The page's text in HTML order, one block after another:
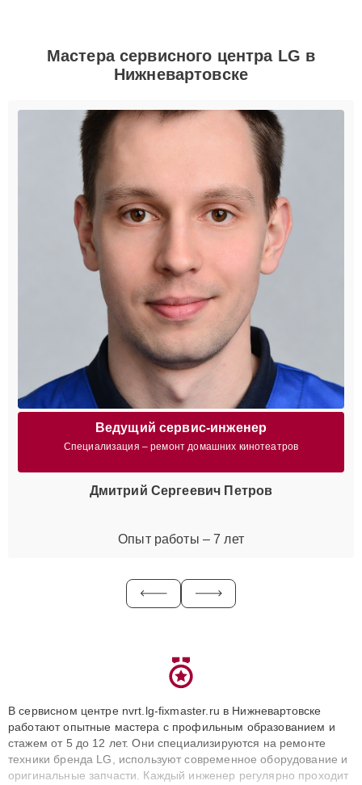
Мастера сервисного центра LG в
Нижневартовске
Ведущий сервис-инженер
Специализация – ремонт домашних кинотеатров
Дмитрий Сергеевич Петров
Опыт работы – 7 лет
В сервисном центре nvrt.lg-fixmaster.ru в Нижневартовске
работают опытные мастера с профильным образованием и
стажем от 5 до 12 лет. Они специализируются на ремонте
техники бренда LG, используют современное оборудование и
оригинальные запчасти. Каждый инженер регулярно проходит